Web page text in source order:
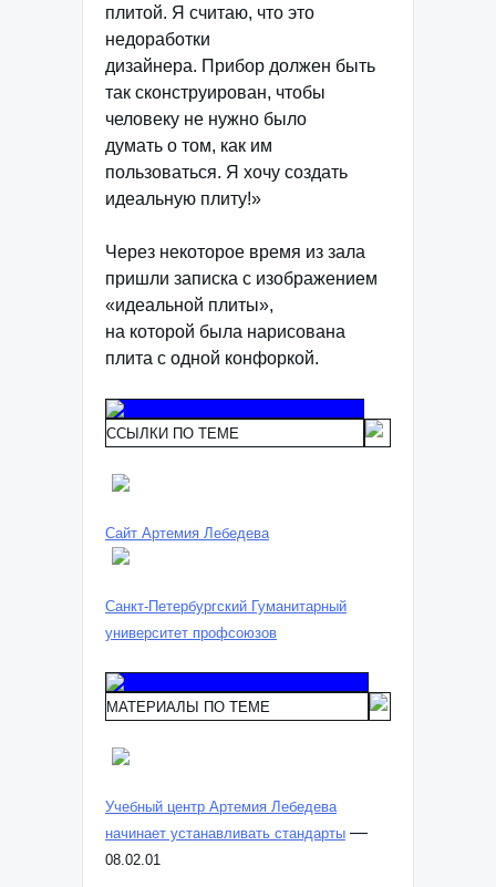
плитой. Я считаю, что это
недоработки
дизайнера. Прибор должен быть
так сконструирован, чтобы
человеку не нужно было
думать о том, как им
пользоваться. Я хочу создать
идеальную плиту!»
Через некоторое время из зала
пришли записка с изображением
«идеальной плиты»,
на которой была нарисована
плита с одной конфоркой.
ССЫЛКИ ПО ТЕМЕ
Сайт Артемия Лебедева
Санкт-Петербургский Гуманитарный
университет профсоюзов
МАТЕРИАЛЫ ПО ТЕМЕ
Учебный центр Артемия Лебедева
начинает устанавливать стандарты —
08.02.01